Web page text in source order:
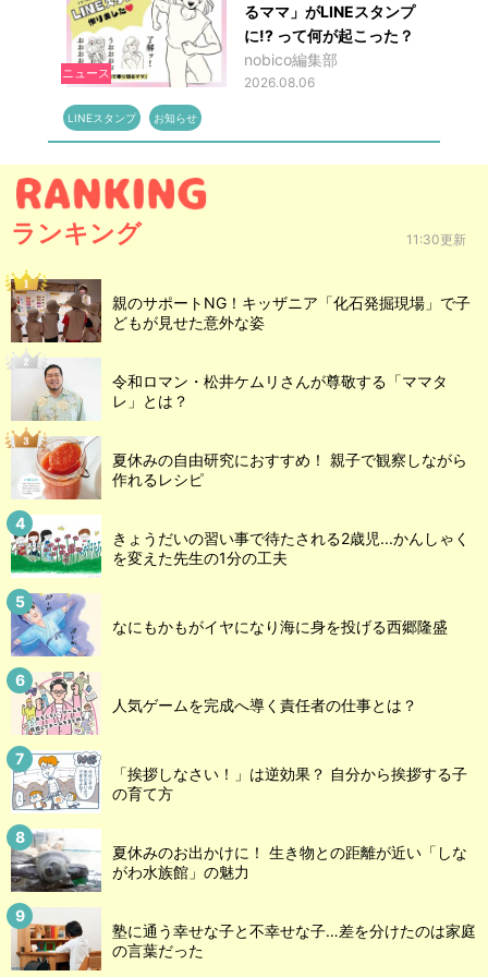
ニュース
るママ」がLINEスタンプ
に!? って何が起こった？
nobico編集部
2026.08.06
LINEスタンプ お知らせ
ランキング 11:30更新
親のサポートNG！キッザニア「化石発掘現場」で子
どもが見せた意外な姿
令和ロマン・松井ケムリさんが尊敬する「ママタ
レ」とは？
夏休みの自由研究におすすめ！ 親子で観察しながら
作れるレシピ
きょうだいの習い事で待たされる2歳児...かんしゃく
を変えた先生の1分の工夫
なにもかもがイヤになり海に身を投げる西郷隆盛
人気ゲームを完成へ導く責任者の仕事とは？
「挨拶しなさい！」は逆効果？ 自分から挨拶する子
の育て方
夏休みのお出かけに！ 生き物との距離が近い「しな
がわ水族館」の魅力
塾に通う幸せな子と不幸せな子…差を分けたのは家庭
の言葉だった